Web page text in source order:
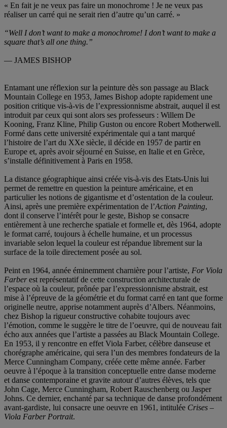
« En fait je ne veux pas faire un monochrome ! Je ne veux pas
réaliser un carré qui ne serait rien d’autre qu’un carré. »
“Well I don’t want to make a monochrome! I don’t want to make a
square that’s all one thing.”
— JAMES BISHOP
Entamant une réflexion sur la peinture dès son passage au Black
Mountain College en 1953, James Bishop adopte rapidement une
position critique vis-à-vis de l’expressionnisme abstrait, auquel il est
introduit par ceux qui sont alors ses professeurs : Willem De
Kooning, Franz Kline, Philip Guston ou encore Robert Motherwell.
Formé dans cette université expérimentale qui a tant marqué
l’histoire de l’art du XXe siècle, il décide en 1957 de partir en
Europe et, après avoir séjourné en Suisse, en Italie et en Grèce,
s’installe définitivement à Paris en 1958.
La distance géographique ainsi créée vis-à-vis des Etats-Unis lui
permet de remettre en question la peinture américaine, et en
particulier les notions de gigantisme et d’ostentation de la couleur.
Ainsi, après une première expérimentation de l’Action Painting,
dont il conserve l’intérêt pour le geste, Bishop se consacre
entièrement à une recherche spatiale et formelle et, dès 1964, adopte
le format carré, toujours à échelle humaine, et un processus
invariable selon lequel la couleur est répandue librement sur la
surface de la toile directement posée au sol.
Peint en 1964, année éminemment charnière pour l’artiste, For Viola
Farberest représentatif de cette construction architecturale de
l’espace où la couleur, prônée par l’expressionnisme abstrait, est
mise à l’épreuve de la géométrie et du format carré en tant que forme
originelle neutre, apprise notamment auprès d’Albers. Néanmoins,
chez Bishop la rigueur constructive cohabite toujours avec
l’émotion, comme le suggère le titre de l’oeuvre, qui de nouveau fait
écho aux années que l’artiste a passées au Black Mountain College.
En 1953, il y rencontre en effet Viola Farber, célèbre danseuse et
chorégraphe américaine, qui sera l’un des membres fondateurs de la
Merce Cunningham Company, créée cette même année. Farber
oeuvre à l’époque à la transition conceptuelle entre danse moderne
et danse contemporaine et gravite autour d’autres élèves, tels que
John Cage, Merce Cunningham, Robert Rauschenberg ou Jasper
Johns. Ce dernier, enchanté par sa technique de danse profondément
avant-gardiste, lui consacre une oeuvre en 1961, intitulée Crises –
Viola Farber Portrait.